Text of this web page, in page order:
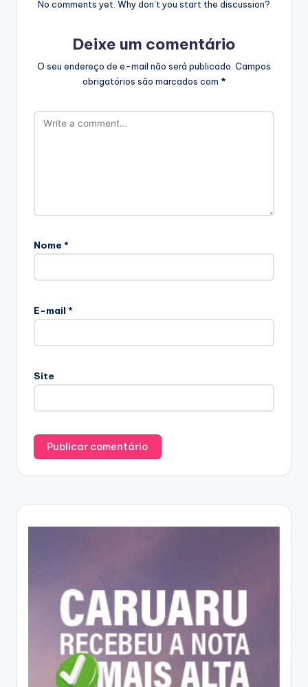
No comments yet. Why don’t you start the discussion?
Deixe um comentário
O seu endereço de e-mail não será publicado. Campos
obrigatórios são marcados com *
Nome *
E-mail *
Site